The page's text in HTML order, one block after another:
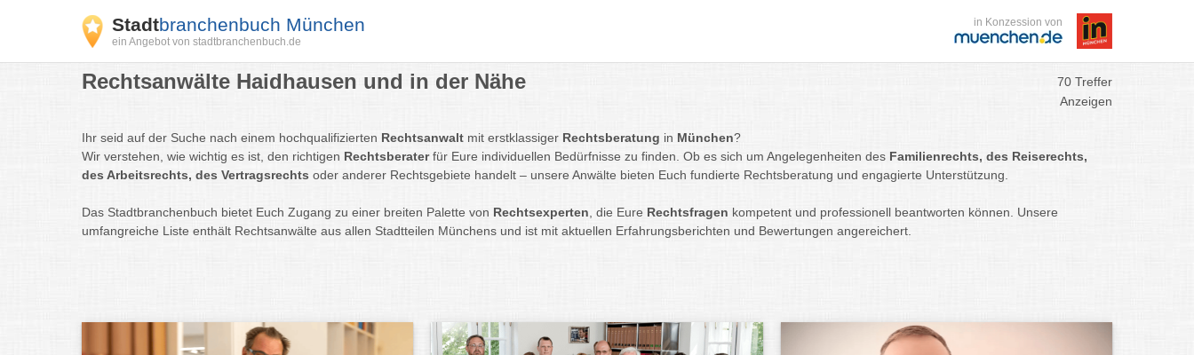
Stadtbranchenbuch München
ein Angebot von stadtbranchenbuch.de
in Konzession von
Rechtsanwälte Haidhausen und in der Nähe
70 Treffer
Anzeigen
Ihr seid auf der Suche nach einem hochqualifizierten Rechtsanwalt mit erstklassiger Rechtsberatung in München?
Wir verstehen, wie wichtig es ist, den richtigen Rechtsberaterfür Eure individuellen Bedürfnisse zu finden. Ob es sich um Angelegenheiten des Familienrechts, des Reiserechts,
des Arbeitsrechts, des Vertragsrechts oder anderer Rechtsgebiete handelt – unsere Anwälte bieten Euch fundierte Rechtsberatung und engagierte Unterstützung.
Das Stadtbranchenbuch bietet Euch Zugang zu einer breiten Palette von Rechtsexperten , die Eure Rechtsfragen kompetent und professionell beantworten können. Unsere
umfangreiche Liste enthält Rechtsanwälte aus allen Stadtteilen Münchens und ist mit aktuellen Erfahrungsberichten und Bewertungen angereichert.